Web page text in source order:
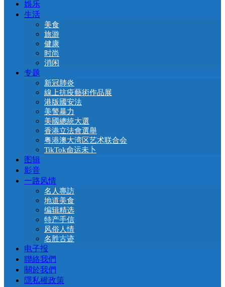
娛乐
生活
美食
旅游
健康
时尚
消闲
专题
新冠肺炎
線上抗疫藝術作品展
港版國安法
美警暴力
美國總統大選
香港立法會選舉
粤港澳大湾区艺术联合会
TikTok命运未卜
图辑
影音
一路风情
名人專訪
地道美食
编辑精选
特产手信
风俗人情
名胜古迹
电子报
聯絡我們
關於我們
隱私權政策